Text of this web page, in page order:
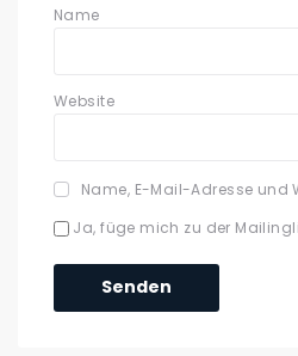
Name
Website
Name, E-Mail-Adresse und
Ja, füge mich zu der